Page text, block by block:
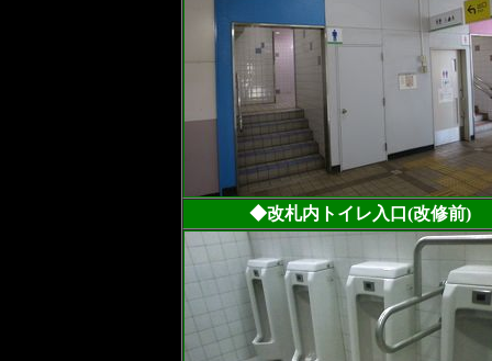
◆改札内トイレ入口(改修前)